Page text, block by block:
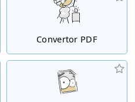
Convertor PDF